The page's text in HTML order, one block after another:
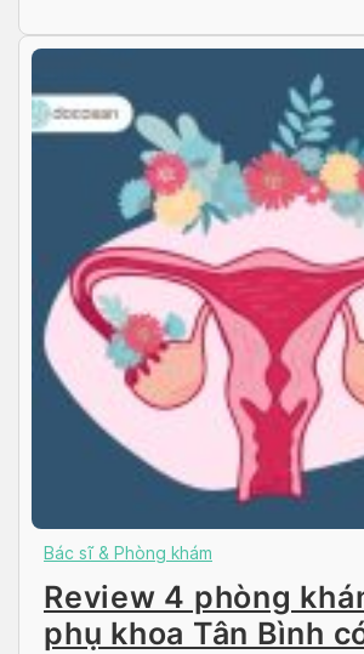
Bác sĩ & Phòng khám
Review 4 phòng
phụ khoa Tân Bình